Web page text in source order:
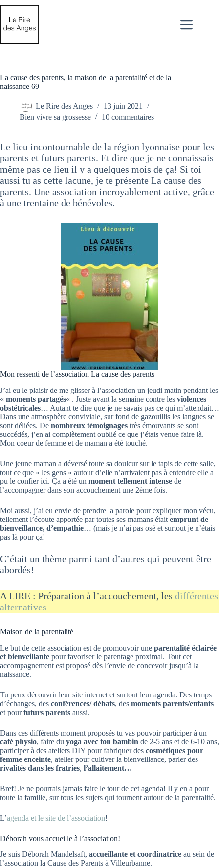
Passer
contenu
La cause des parents, la maison de la parentalité et de la
naissance 69
Le Rire des Anges
13 juin 2021
Bien vivre sa grossesse
10 commentaires
Le lieu incontournable de la région lyonnaise pour les
parents et futurs parents. Et dire que je ne connaissais
même pas ce lieu il y a quelques mois de ça! Si toi
aussi tu as cette lacune, je te présente La cause des
parents. Une association incroyablement active, grâce
à une trentaine de bénévoles.
Mon ressenti de l’association La cause des parents
J’ai eu le plaisir de me glisser à l’association un jeudi matin pendant les
« moments partagés« . Juste avant la semaine contre les violences
obstétricales… Autant te dire que je ne savais pas ce qui m’attendait…
Dans une atmosphère conviviale, sur fond de gazouillis les langues se
sont déliées. De nombreux témoignages très émouvants se sont
succédés, j’en ai complètement oublié ce que j’étais venue faire là.
Mon coeur de femme et de maman a été touché.
Une jeune maman a déversé toute sa douleur sur le tapis de cette salle,
tout ce que « les gens » autour d’elle n’arrivaient pas à entendre elle a
pu le confier ici. Ça a été un moment tellement intense de
l’accompagner dans son accouchement une 2ème fois.
Moi aussi, j’ai eu envie de prendre la parole pour expliquer mon vécu,
tellement l’écoute apportée par toutes ses mamans était emprunt de
bienveillance, d’empathie… (mais je n’ai pas osé et surtout je n’étais
pas là pour ça!
C’était un thème parmi tant d’autres qui peuvent être
abordés!
A LIRE : Préparation à l’accouchement, les différentes
alternatives
Maison de la parentalité
Le but de cette association est de promouvoir une parentalité éclairée
et bienveillante pour favoriser le parentage proximal. Tout cet
accompagnement est proposé dès l’envie de concevoir jusqu’à la
naissance.
Tu peux découvrir leur site internet et surtout leur agenda. Des temps
d’échanges, des conférences/ débats, des moments parents/enfants
et pourfuturs parents aussi.
Dans ces différents moment proposés tu vas pouvoir participer à un
café physio, faire du yoga avec ton bambin de 2-5 ans et de 6-10 ans,
participer à des ateliers DIY pour fabriquer des cosmétiques pour
femme enceinte, atelier pour cultiver la bienveillance, parler des
rivalités dans les fratries, l’allaitement…
Bref! Je ne pourrais jamais faire le tour de cet agenda! Il y en a pour
toute la famille, sur tous les sujets qui tournent autour de la parentalité.
L’agenda et le site de l’association!
Déborah vous accueille à l’association!
Je suis Déborah Mandelsaft, accueillante et coordinatrice au sein de
l’association la Cause des Parents à Villeurbanne.